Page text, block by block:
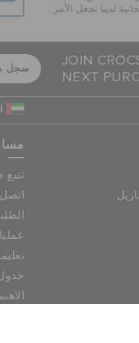
لدينا تجعل الأمر
JOIN
NEXT
سجل
تتبع
اتصل